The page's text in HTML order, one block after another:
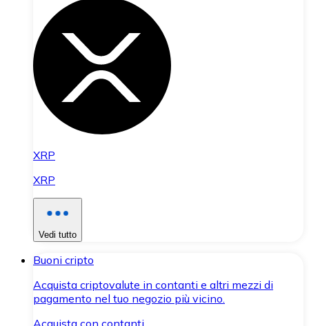
XRP
XRP
Vedi tutto
Buoni cripto
Acquista criptovalute in contanti e altri mezzi di
pagamento nel tuo negozio più vicino.
Acquista con contanti